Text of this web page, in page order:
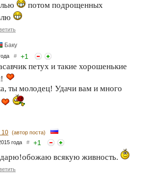
потом подрощенных
Баку
# +1
петух и такие хорошенькие
ты молодец! Удачи вам и много
10 (автор поста)
года # +1
всякую живность.